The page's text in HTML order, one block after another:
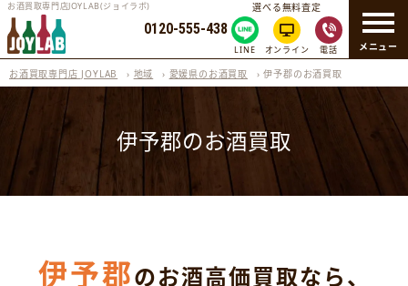
メニュー
お酒買取専門店JOYLAB(ジョイラボ)
0120-555-438
選べる無料査定
LINE オンライン 電話
お酒買取専門店 JOYLAB › 地域 › 愛媛県のお酒買取 ›伊予郡のお酒買取
伊予郡のお酒買取
伊予郡のお酒高価買取なら、